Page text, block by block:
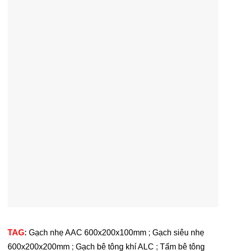
TAG: Gạch nhẹ AAC 600x200x100mm ; Gạch siêu nhẹ
600x200x200mm ; Gạch bê tông khí ALC ; Tấm bê tông